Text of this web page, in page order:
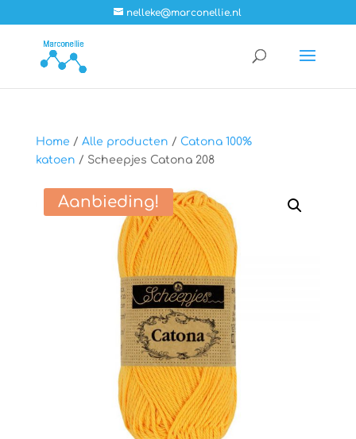
nelleke@marconellie.nl
Home / Alle producten / Catona 100%
katoen / Scheepjes Catona 208
Aanbieding!